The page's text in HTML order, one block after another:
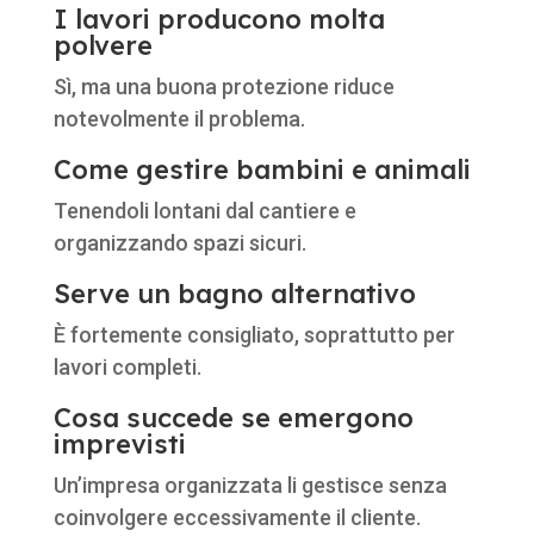
I lavori producono molta
polvere
Sì, ma una buona protezione riduce
notevolmente il problema.
Come gestire bambini e animali
Tenendoli lontani dal cantiere e
organizzando spazi sicuri.
Serve un bagno alternativo
È fortemente consigliato, soprattutto per
lavori completi.
Cosa succede se emergono
imprevisti
Un’impresa organizzata li gestisce senza
coinvolgere eccessivamente il cliente.